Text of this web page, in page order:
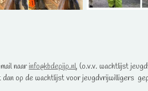
naarinfo@kbdepijp.nl, (o.v.v. wachtlijst
dan op de wachtlijst voor jeugdvrijwilligers